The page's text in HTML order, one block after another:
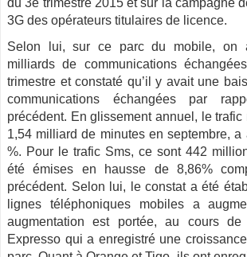
du 3e trimestre 2015 et sur la campagne
3G des opérateurs titulaires de licence.
Selon lui, sur ce parc du mobile, on
milliards de communications
trimestre et constaté qu’il y avait une
communications échangées par
précédent. En glissement annuel, le trafic
1,54 milliard de minutes en septembre, a
%. Pour le trafic Sms, ce sont 442
été émises en hausse de 8,86%
précédent. Selon lui, le constat a été
lignes téléphoniques mobiles a
augmentation est portée, au cours
Expresso qui a enregistré une